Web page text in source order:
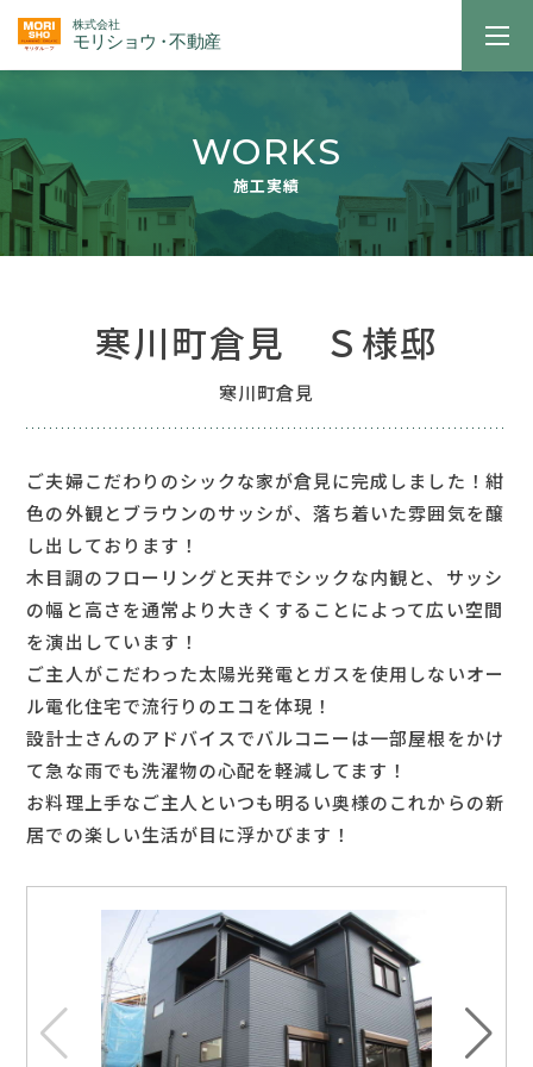
WORKS
施工実績
寒川町倉見 Ｓ様邸
寒川町倉見
ご夫婦こだわりのシックな家が倉見に完成しました！紺
色の外観とブラウンのサッシが、落ち着いた雰囲気を醸
し出しております！
木目調のフローリングと天井でシックな内観と、サッシ
の幅と高さを通常より大きくすることによって広い空間
を演出しています！
ご主人がこだわった太陽光発電とガスを使用しないオー
ル電化住宅で流行りのエコを体現！
設計士さんのアドバイスでバルコニーは一部屋根をかけ
て急な雨でも洗濯物の心配を軽減してます！
お料理上手なご主人といつも明るい奥様のこれからの新
居での楽しい生活が目に浮かびます！